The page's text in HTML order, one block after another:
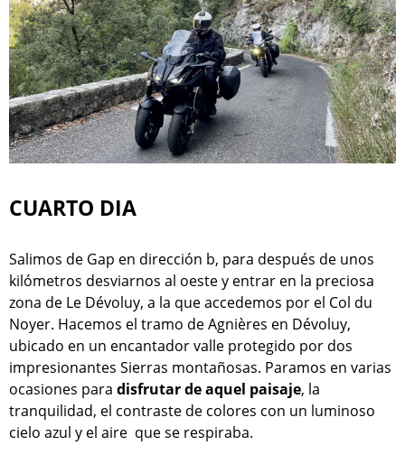
CUARTO DIA
Salimos de Gap en dirección b, para después de unos
kilómetros desviarnos al oeste y entrar en la preciosa
zona de Le Dévoluy, a la que accedemos por el Col du
Noyer. Hacemos el tramo de Agnières en Dévoluy,
ubicado en un encantador valle protegido por dos
impresionantes Sierras montañosas. Paramos en varias
ocasiones para disfrutar de aquel paisaje, la
tranquilidad, el contraste de colores con un luminoso
cielo azul y el aire que se respiraba.